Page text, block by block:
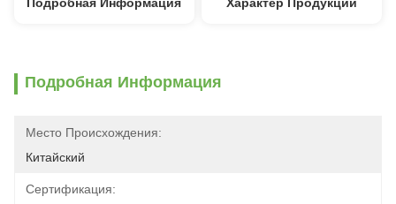
Подробная Информация
Место Происхождения:
Китайский
Сертификация: